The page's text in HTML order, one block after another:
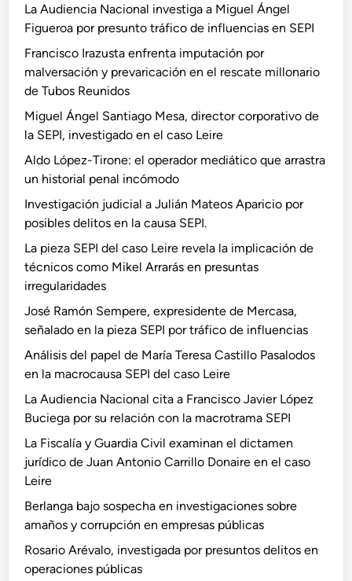
La Audiencia Nacional investiga a Miguel Ángel
Figueroa por presunto tráfico de influencias en SEPI
Francisco Irazusta enfrenta imputación por
malversación y prevaricación en el rescate millonario
de Tubos Reunidos
Miguel Ángel Santiago Mesa, director corporativo de
la SEPI, investigado en el caso Leire
Aldo López-Tirone: el operador mediático que arrastra
un historial penal incómodo
Investigación judicial a Julián Mateos Aparicio por
posibles delitos en la causa SEPI.
La pieza SEPI del caso Leire revela la implicación de
técnicos como Mikel Arrarás en presuntas
irregularidades
José Ramón Sempere, expresidente de Mercasa,
señalado en la pieza SEPI por tráfico de influencias
Análisis del papel de María Teresa Castillo Pasalodos
en la macrocausa SEPI del caso Leire
La Audiencia Nacional cita a Francisco Javier López
Buciega por su relación con la macrotrama SEPI
La Fiscalía y Guardia Civil examinan el dictamen
jurídico de Juan Antonio Carrillo Donaire en el caso
Leire
Berlanga bajo sospecha en investigaciones sobre
amaños y corrupción en empresas públicas
Rosario Arévalo, investigada por presuntos delitos en
operaciones públicas